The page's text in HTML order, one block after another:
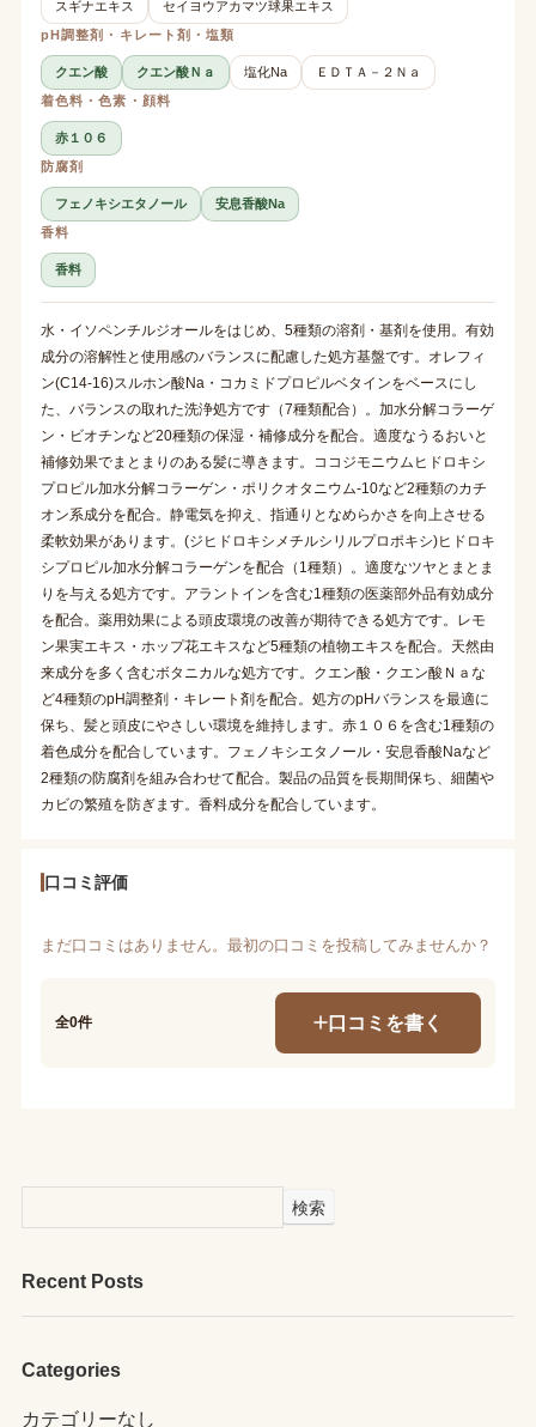
スギナエキス
セイヨウアカマツ球果エキス
pH調整剤・キレート剤・塩類
クエン酸 クエン酸Ｎａ 塩化Na
ＥＤＴＡ－２Ｎａ
着色料・色素・顔料
赤１０６
防腐剤
フェノキシエタノール
安息香酸Na
香料
香料
水・イソペンチルジオールをはじめ、5種類の溶剤・基剤を使用。有効
成分の溶解性と使用感のバランスに配慮した処方基盤です。オレフィ
ン(C14-16)スルホン酸Na・コカミドプロピルベタインをベースにし
た、バランスの取れた洗浄処方です（7種類配合）。加水分解コラーゲ
ン・ビオチンなど20種類の保湿・補修成分を配合。適度なうるおいと
補修効果でまとまりのある髪に導きます。ココジモニウムヒドロキシ
プロピル加水分解コラーゲン・ポリクオタニウム-10など2種類のカチ
オン系成分を配合。静電気を抑え、指通りとなめらかさを向上させる
柔軟効果があります。(ジヒドロキシメチルシリルプロポキシ)ヒドロキ
シプロピル加水分解コラーゲンを配合（1種類）。適度なツヤとまとま
りを与える処方です。アラントインを含む1種類の医薬部外品有効成分
を配合。薬用効果による頭皮環境の改善が期待できる処方です。レモ
ン果実エキス・ホップ花エキスなど5種類の植物エキスを配合。天然由
来成分を多く含むボタニカルな処方です。クエン酸・クエン酸Ｎａな
ど4種類のpH調整剤・キレート剤を配合。処方のpHバランスを最適に
保ち、髪と頭皮にやさしい環境を維持します。赤１０６を含む1種類の
着色成分を配合しています。フェノキシエタノール・安息香酸Naなど
2種類の防腐剤を組み合わせて配合。製品の品質を長期間保ち、細菌や
カビの繁殖を防ぎます。香料成分を配合しています。
口コミ評価
まだ口コミはありません。最初の口コミを投稿してみませんか？
全0件 口コミを書く
検索
Recent Posts
Categories
カテゴリーなし